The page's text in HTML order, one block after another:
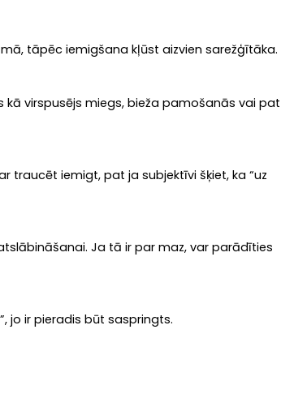
tāpēc iemigšana kļūst aizvien sarežģītāka.
kā virspusējs miegs, bieža pamošanās vai pat
traucēt iemigt, pat ja subjektīvi šķiet, ka “uz
Ja tā ir par maz, var parādīties
jo ir pieradis būt saspringts.